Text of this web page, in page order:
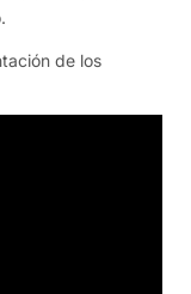
de los